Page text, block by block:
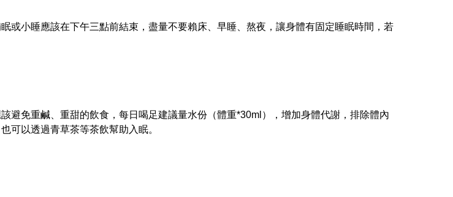
或小睡應該在下午三點前結束，盡量不要賴床、早睡、熬夜，讓身體有固定睡眠時間，若
避免重鹹、重甜的飲食，每日喝足建議量水份（體重*30ml），增加身體代謝，排除體內
可以透過青草茶等茶飲幫助入眠。